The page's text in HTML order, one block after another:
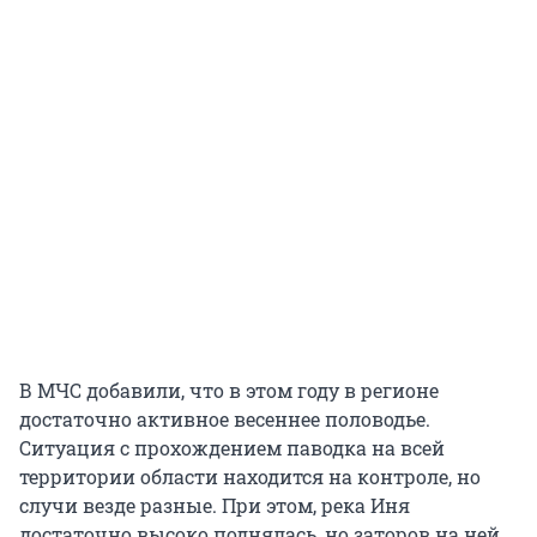
В МЧС добавили, что в этом году в регионе
достаточно активное весеннее половодье.
Ситуация с прохождением паводка на всей
территории области находится на контроле, но
случи везде разные. При этом, река Иня